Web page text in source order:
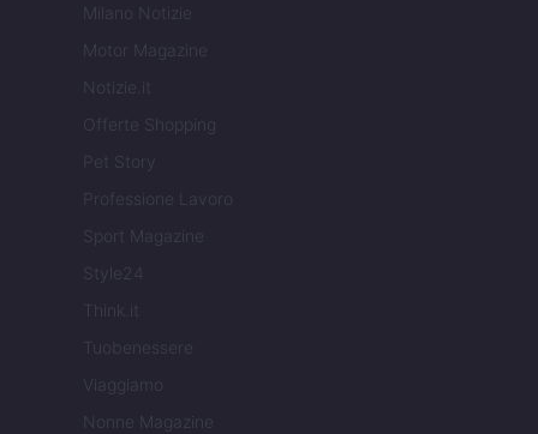
Milano Notizie
Motor Magazine
Notizie.it
Offerte Shopping
Pet Story
Professione Lavoro
Sport Magazine
Style24
Think.it
Tuobenessere
Viaggiamo
Nonne Magazine